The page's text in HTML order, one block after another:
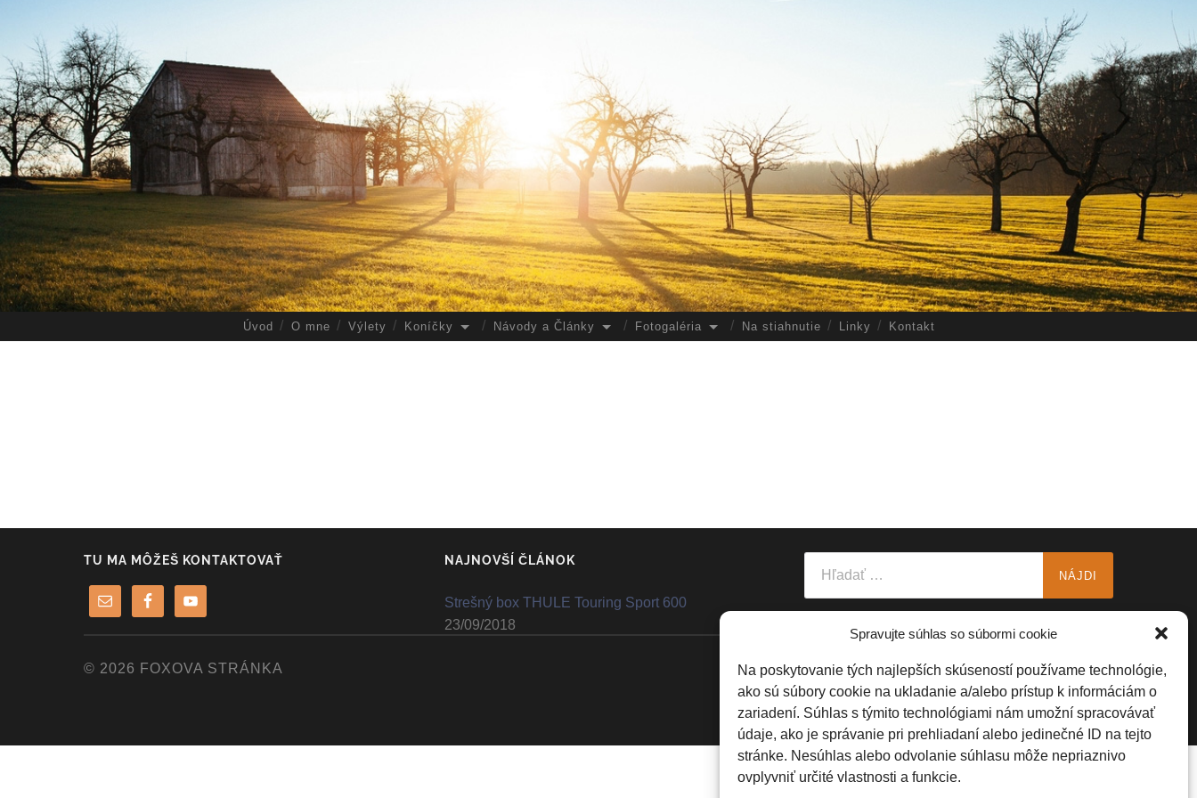
Spravujte súhlas so súbormi cookie
Na poskytovanie tých najlepších skúseností používame technológie,
ako sú súbory cookie na ukladanie a/alebo prístup k informáciám o
zariadení. Súhlas s týmito technológiami nám umožní spracovávať
údaje, ako je správanie pri prehliadaní alebo jedinečné ID na tejto
stránke. Nesúhlas alebo odvolanie súhlasu môže nepriaznivo
ovplyvniť určité vlastnosti a funkcie.
Úvod O mne Výlety Koníčky Návody a Články Fotogaléria Na stiahnutie Linky Kontakt
TU MA MÔŽEŠ KONTAKTOVAŤ NAJNOVŠÍ ČLÁNOK
Strešný box THULE Touring Sport 600
23/09/2018
© 2026 FOXOVA STRÁNKA THEME BYANDERS NOREN—UP ↑